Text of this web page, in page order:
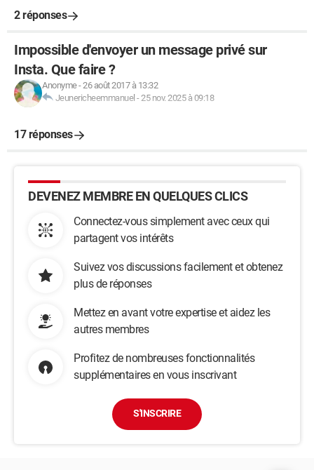
2 réponses
Impossible d'envoyer un message privé sur
Insta. Que faire ?
Anonyme-26 août 2017 à 13:32
Jeunericheemmanuel -25 nov. 2025 à 09:18
17 réponses
DEVENEZ MEMBRE EN QUELQUES CLICS
Connectez-vous simplement avec ceux qui
partagent vos intérêts
Suivez vos discussions facilement et obtenez
plus de réponses
Mettez en avant votre expertise et aidez les
autres membres
Profitez de nombreuses fonctionnalités
supplémentaires en vous inscrivant
S'INSCRIRE